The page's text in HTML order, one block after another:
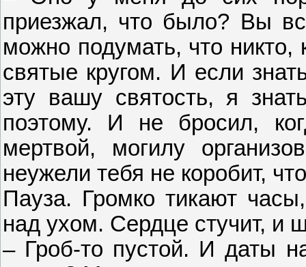
приезжал, что было? Вы
можно подумать, что
святые кругом. И если
эту вашу святость, я
поэтому. И не бросил,
мертвой, могилу
неужели тебя не коробит,
Пауза. Громко тикают
над ухом. Сердце стучит, и
– Гроб-то пустой. И даты